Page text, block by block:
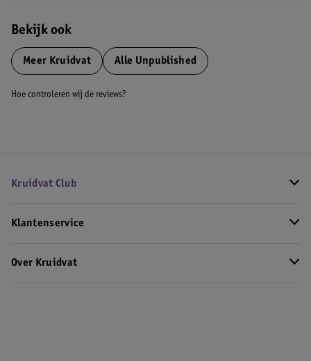
Bekijk ook
Meer Kruidvat Alle Unpublished
Hoe controleren wij de reviews?
Kruidvat Club
Klantenservice
Over Kruidvat